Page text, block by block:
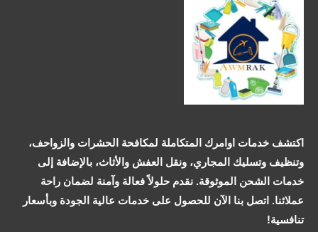
اكتشف خدمات اوامرك المتكاملة لمكافحة الحشرات والزواحف،
وتنظيف وتسليك المجاري، ونقل العفش والأثاث، بالإضافة إلى
خدمات الشحن الموثوقة. نقدم حلولاً فعالة وآمنة لضمان راحة
عملائنا. اتصل بنا الآن للحصول على خدمات عالية الجودة وبأسعار
تنافسية!